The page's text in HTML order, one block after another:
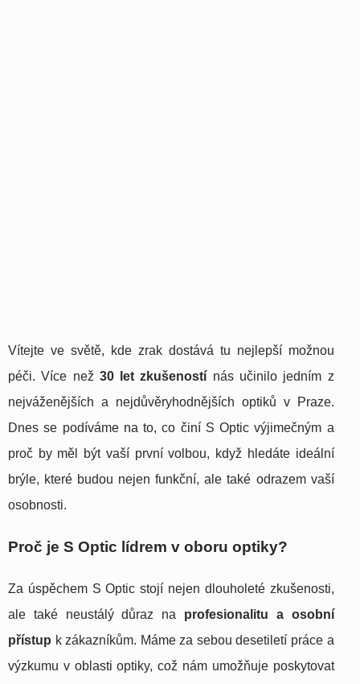
Vítejte ve světě, kde zrak dostává tu nejlepší možnou
péči. Více než 30 let zkušeností nás učinilo jedním z
nejváženějších a nejdůvěryhodnějších optiků v Praze.
Dnes se podíváme na to, co činí S Optic výjimečným a
proč by měl být vaší první volbou, když hledáte ideální
brýle, které budou nejen funkční, ale také odrazem vaší
osobnosti.
Proč je S Optic lídrem v oboru optiky?
Za úspěchem S Optic stojí nejen dlouholeté zkušenosti,
ale také neustálý důraz na profesionalitu a osobní
přístup k zákazníkům. Máme za sebou desetiletí práce a
výzkumu v oblasti optiky, což nám umožňuje poskytovat